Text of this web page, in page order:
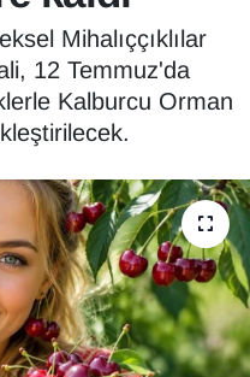
Mihalıççıklılar
12 Temmuz'da
Kalburcu Orman